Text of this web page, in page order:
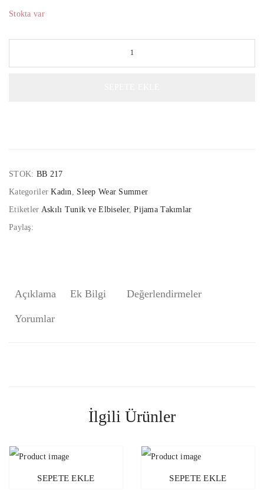
Stokta var
STOK: BB 217
KategorilerKadın
Sleep Wear Summer
Etiketler Askılı Tunik ve Elbiseler,Pijama Takımlar
Paylaş:
Açıklama Ek Bilgi Değerlendirmeler
Yorumlar
İlgili Ürünler
SEPETE EKLE SEPETE EKLE